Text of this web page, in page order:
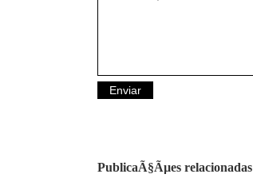
PublicaÃ§Ãµes relacionadas